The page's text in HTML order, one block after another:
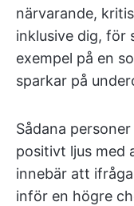
närvarande,
inklusive dig, för
exempel på en
sparkar på
Sådana
positivt ljus med
innebär att
inför en högre